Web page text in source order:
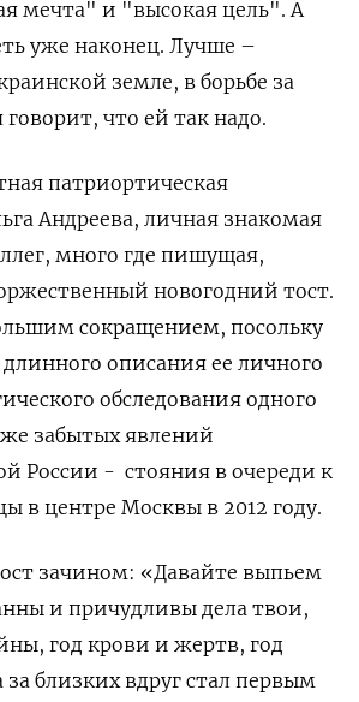
мечта" и "высокая цель". А
уже наконец. Лучше –
земле, в борьбе за
что ей так надо.
патриортическая
Андреева, личная знакомая
много где пишущая,
новогодний тост.
сокращением, посольку
описания ее личного
обследования одного
забытых явлений
России - стояния в очереди к
в центре Москвы в 2012 году.
зачином: «Давайте выпьем
и причудливы дела твои,
год крови и жертв, год
близких вдруг стал первым